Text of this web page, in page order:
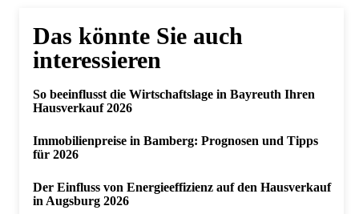
Das könnte Sie auch
interessieren
So beeinflusst die Wirtschaftslage in Bayreuth Ihren
Hausverkauf 2026
Immobilienpreise in Bamberg: Prognosen und Tipps
für 2026
Der Einfluss von Energieeffizienz auf den Hausverkauf
in Augsburg 2026